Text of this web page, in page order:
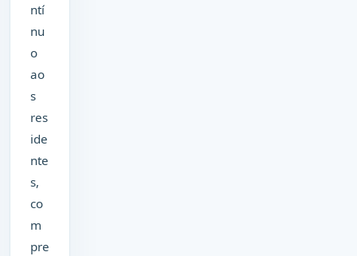
ntí
nu
o
ao
s
res
ide
nte
s,
co
m
pre